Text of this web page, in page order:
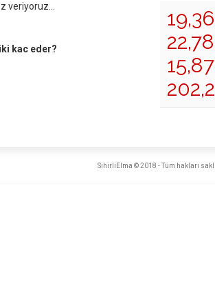
veriyoruz...
kac eder?
SihirliElma © 2018 - Tüm hakları